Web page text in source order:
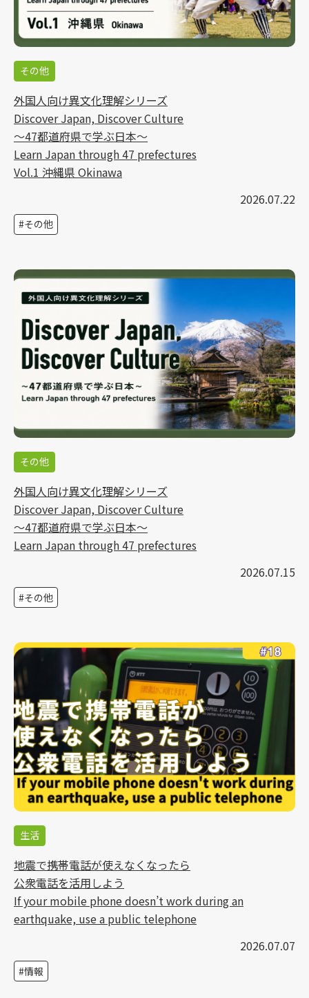
その他
外国人向け異文化理解シリーズ
Discover Japan, Discover Culture
～47都道府県で学ぶ日本～
Learn Japan through 47 prefectures
Vol.1 沖縄県 Okinawa
2026.07.22
その他
その他
外国人向け異文化理解シリーズ
Discover Japan, Discover Culture
～47都道府県で学ぶ日本～
Learn Japan through 47 prefectures
2026.07.15
その他
生活
地震で携帯電話が使えなくなったら
公衆電話を活用しよう
If your mobile phone doesn’t work during an
earthquake, use a public telephone
2026.07.07
情報